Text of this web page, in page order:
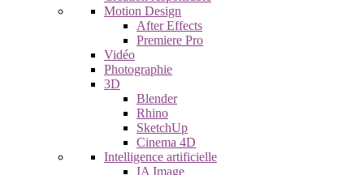
Motion Design
After Effects
Premiere Pro
Vidéo
Photographie
3D
Blender
Rhino
SketchUp
Cinema 4D
Intelligence artificielle
IA Image